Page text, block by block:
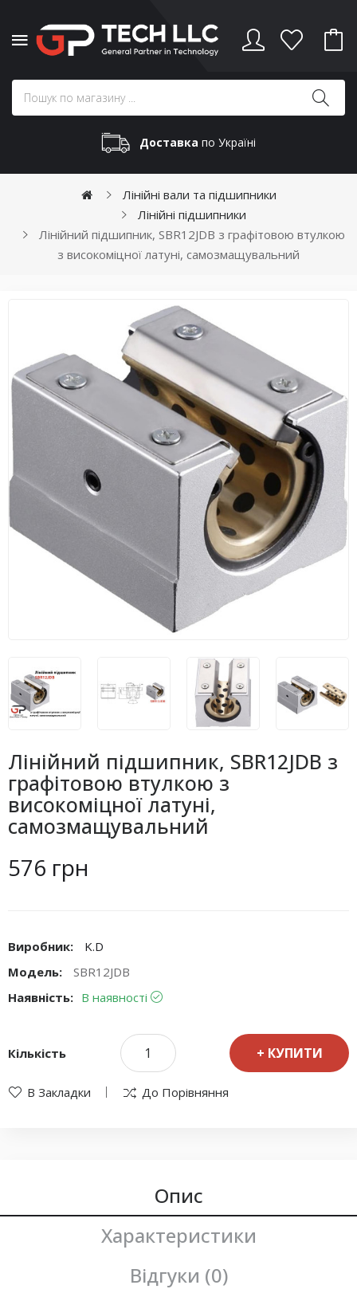
Доставка по Україні
Лінійні вали та підшипники
Лінійні підшипники
Лінійний підшипник, SBR12JDB з графітовою втулкою
з високоміцної латуні, самозмащувальний
Лінійний підшипник, SBR12JDB з
графітовою втулкою з
високоміцної латуні,
самозмащувальний
576 грн
Виробник:
K.D
Модель:
SBR12JDB
Наявність: В наявності
Кількість КУПИТИ
В Закладки До Порівняння
Опис
Характеристики
Відгуки (0)